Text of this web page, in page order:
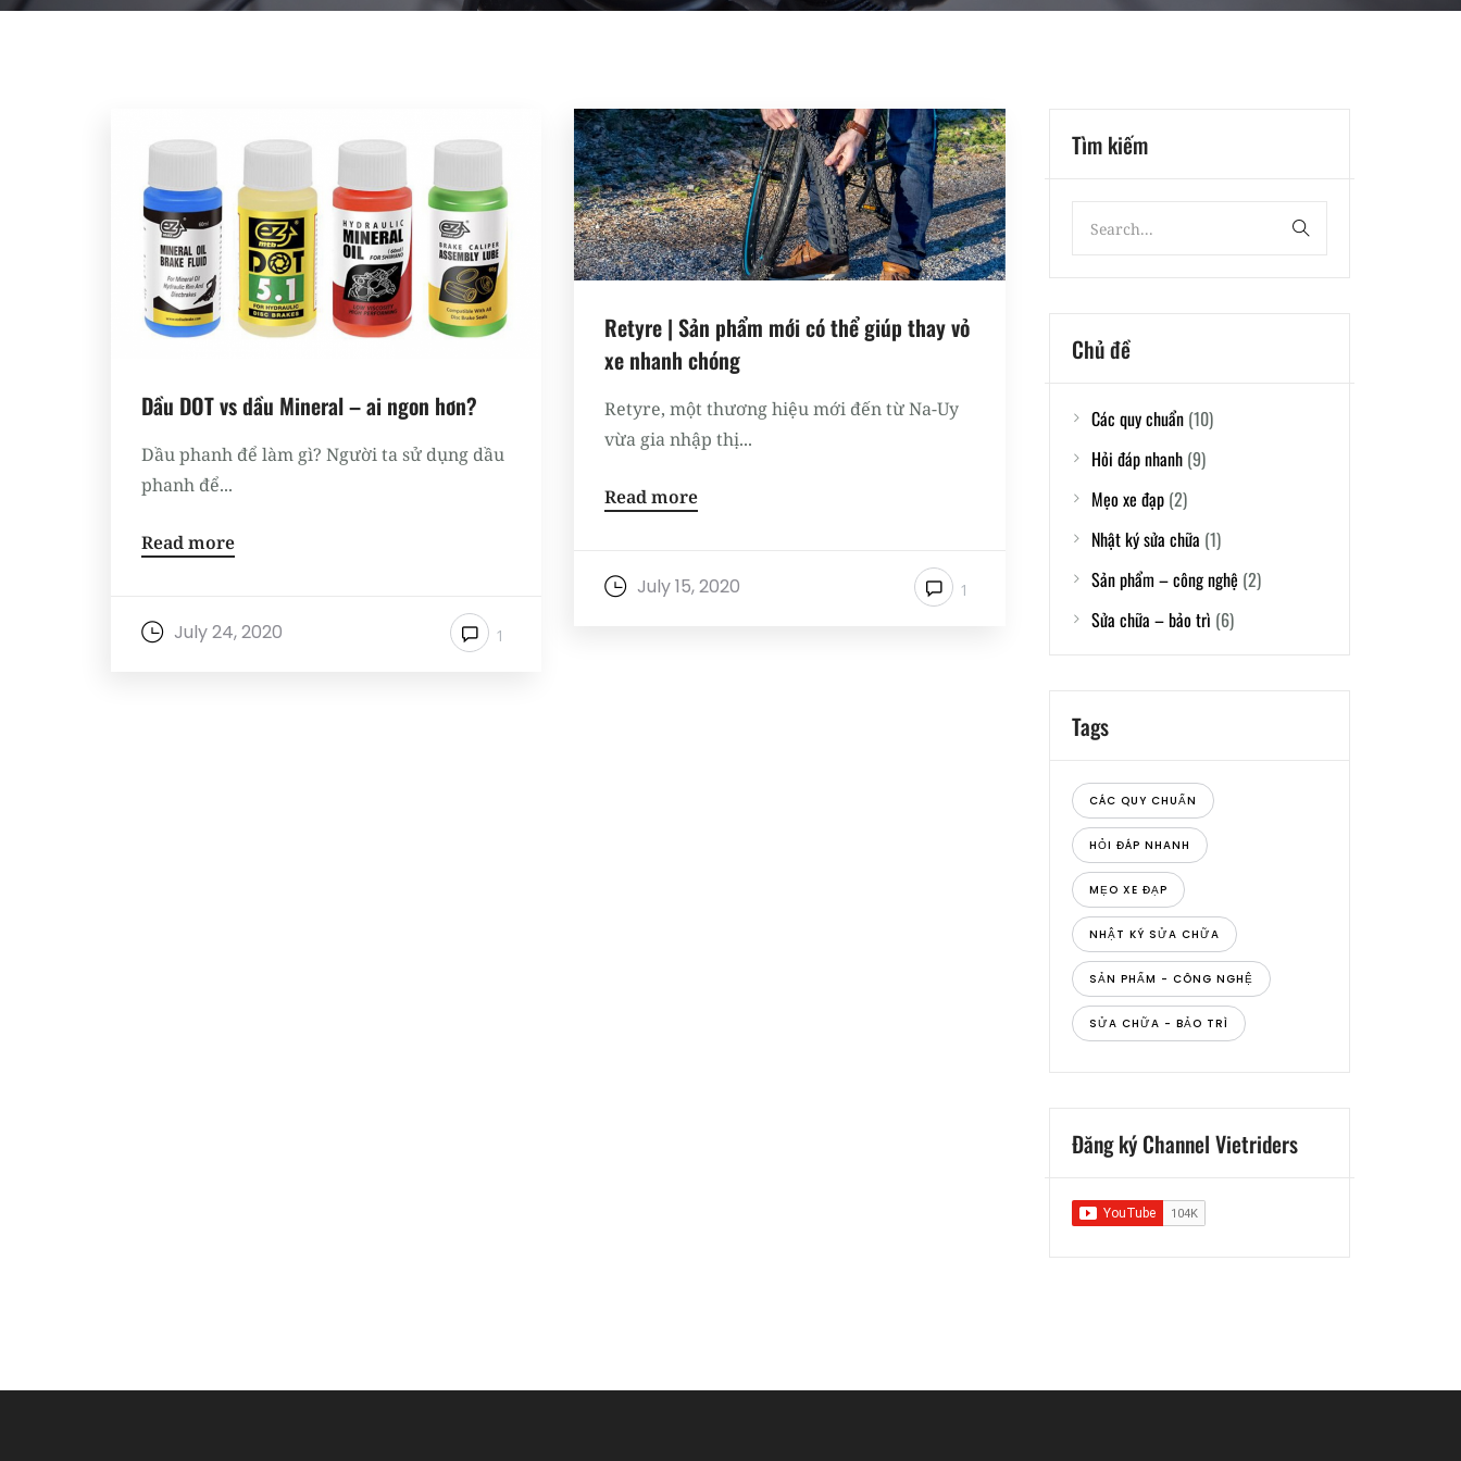
Dầu DOT vs dầu Mineral – ai ngon hơn?
Dầu phanh để làm gì? Người ta sử dụng dầu
phanh để...
Read more
July 24, 2020 1
Retyre | Sản phẩm mới có thể giúp thay vỏ
xe nhanh chóng
Retyre, một thương hiệu mới đến từ Na-Uy
vừa gia nhập thị...
Read more
July 15, 2020 1
Tìm kiếm
Chủ đề
Các quy chuẩn(10)
Hỏi đáp nhanh(9)
Mẹo xe đạp(2)
Nhật ký sửa chữa (1)
Sản phẩm – công nghệ (2)
Sửa chữa – bảo trì (6)
Tags
CÁC QUY CHUẨN
HỎI ĐÁP NHANH
MẸO XE ĐẠP
NHẬT KÝ SỬA CHỮA
SẢN PHẨM - CÔNG NGHỆ
SỬA CHỮA - BẢO TRÌ
Đăng ký Channel Vietriders